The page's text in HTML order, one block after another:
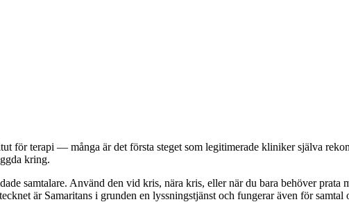
för terapi — många är det första steget som legitimerade kliniker själva
kring.
samtalare. Använd den vid kris, nära kris, eller när du bara behöver prata
är Samaritans i grunden en lyssningstjänst och fungerar även för samtal